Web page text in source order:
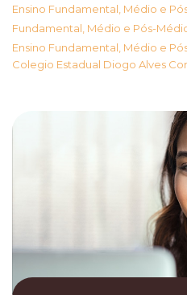
Ensino Fundamental, Médio e
Fundamental, Médio e Pós-
Ensino Fundamental, Médio e
Colegio Estadual Diogo Alves